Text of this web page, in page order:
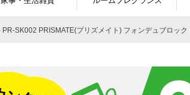
PR-SK002 PRISMATE(プリズメイト) フォンデュブロック